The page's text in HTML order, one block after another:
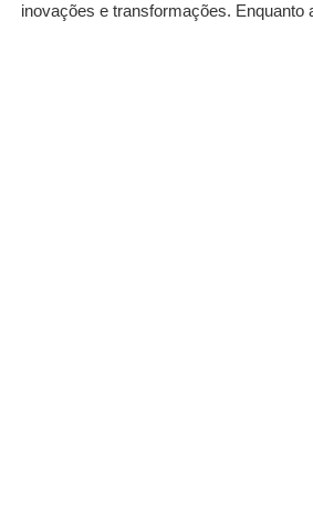
inovações e transformações. Enquanto